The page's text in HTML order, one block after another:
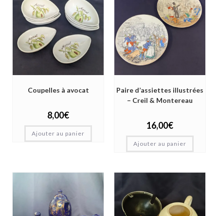
Coupelles à avocat
8,00€
Ajouter au panier
Paire d’assiettes illustrées
– Creil & Montereau
16,00€
Ajouter au panier